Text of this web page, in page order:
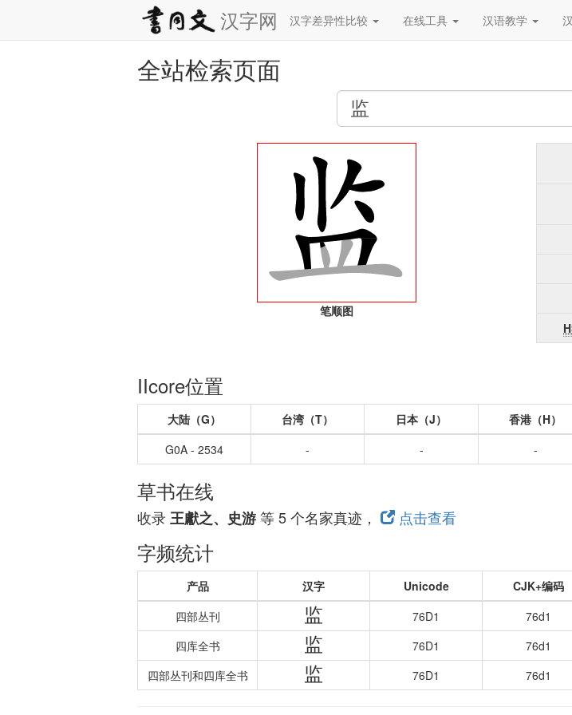
汉字网 汉字差异性比较 在线工具 汉语教学
全站检索页面
笔顺图
IIcore位置
大陆（G） 台湾（T） 日本（J） 香港（H）
G0A - 2534
- - -
草书在线
收录王獻之、史游等 5 个名家真迹， 点击查看
字频统计
产品 汉字 Unicode CJK+编码
四部丛刊
监 76D1 76d1
四库全书
监 76D1 76d1
四部丛刊和四库全书
监 76D1 76d1